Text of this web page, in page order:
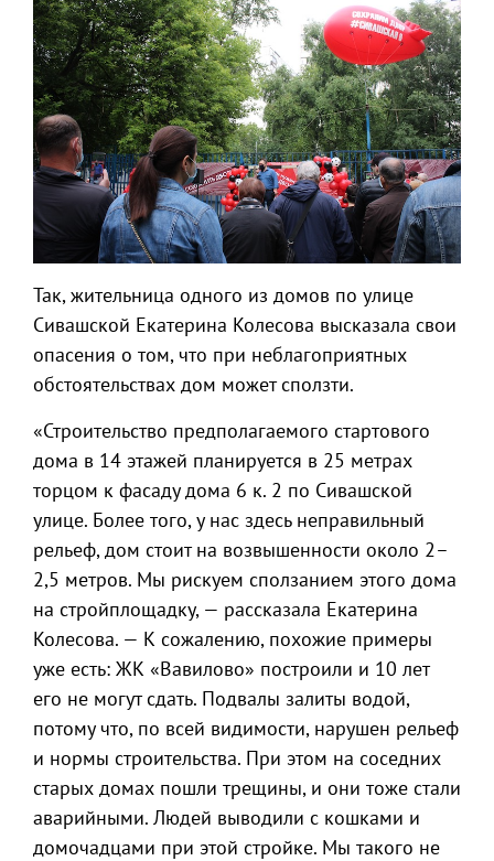
Так, жительница одного из домов по улице
Сивашской Екатерина Колесова высказала свои
опасения о том, что при неблагоприятных
обстоятельствах дом может сползти.
«Строительство предполагаемого стартового
дома в 14 этажей планируется в 25 метрах
торцом к фасаду дома 6 к. 2 по Сивашской
улице. Более того, у нас здесь неправильный
рельеф, дом стоит на возвышенности около 2–
2,5 метров. Мы рискуем сползанием этого дома
на стройплощадку, — рассказала Екатерина
Колесова. — К сожалению, похожие примеры
уже есть: ЖК «Вавилово» построили и 10 лет
его не могут сдать. Подвалы залиты водой,
потому что, по всей видимости, нарушен рельеф
и нормы строительства. При этом на соседних
старых домах пошли трещины, и они тоже стали
аварийными. Людей выводили с кошками и
домочадцами при этой стройке. Мы такого не